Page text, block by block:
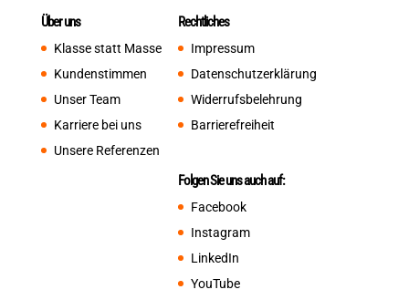
Über uns
Klasse statt Masse
Kundenstimmen
Unser Team
Karriere bei uns
Unsere Referenzen
Rechtliches
Impressum
Datenschutzerklärung
Widerrufsbelehrung
Barrierefreiheit
Folgen Sie uns auch auf:
Facebook
Instagram
LinkedIn
YouTube